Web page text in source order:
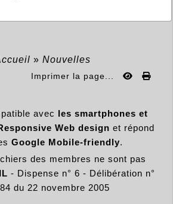
» Nouvelles
Imprimer la page...
avec les smartphones et
Web design et répond
Google Mobile-friendly.
des membres ne sont pas
- Dispense n° 6 - Délibération n°
du 22 novembre 2005